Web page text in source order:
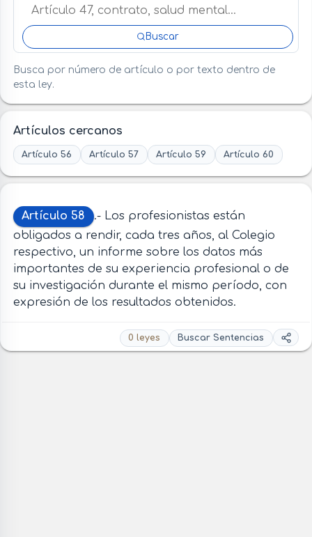
Buscar
Busca por número de artículo o por texto dentro de
esta ley.
Artículos cercanos
Artículo 56 Artículo 57 Artículo 59 Artículo 60
Artículo 58
.- Los profesionistas están
obligados a rendir, cada tres años, al Colegio
respectivo, un informe sobre los datos más
importantes de su experiencia profesional o de
su investigación durante el mismo período, con
expresión de los resultados obtenidos.
0 leyes Buscar Sentencias